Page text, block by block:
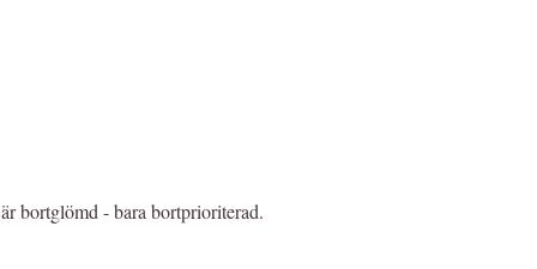
bortglömd - bara bortprioriterad.